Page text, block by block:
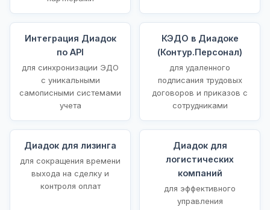
Интеграция Диадок
по API
для синхронизации ЭДО
с уникальными
самописными системами
учета
КЭДО в Диадоке
(Контур.Персонал)
для удаленного
подписания трудовых
договоров и приказов с
сотрудниками
Диадок для лизинга
для сокращения времени
выхода на сделку и
контроля оплат
Диадок для
логистических
компаний
для эффективного
управления